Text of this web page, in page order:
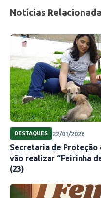
CCOM – PMP – Por:
Notícias
DESTAQUES 22/01/2026
Secretaria de Proteção
vão realizar “Feirinha
(23)